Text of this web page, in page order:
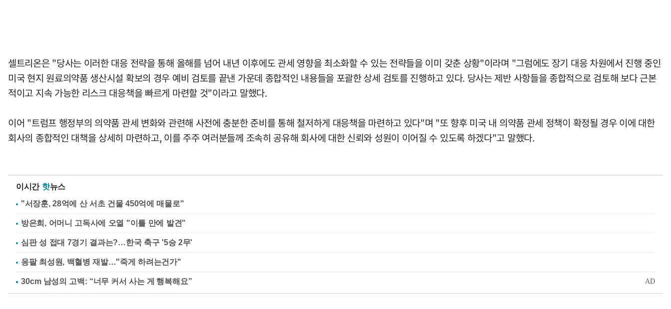
셀트리온은 "당사는 이러한 대응 전략을 통해 올해를 넘어 내년 이후에도 관세 영향을 최소화할 수 있는 전략들을 이미 갖춘 상황"이라며 "그럼에도 장기 대응 차원에서 진행 중인
미국 현지 원료의약품 생산시설 확보의 경우 예비 검토를 끝낸 가운데 종합적인 내용들을 포괄한 상세 검토를 진행하고 있다. 당사는 제반 사항들을 종합적으로 검토해 보다 근본
적이고 지속 가능한 리스크 대응책을 빠르게 마련할 것"이라고 말했다.
이어 "트럼프 행정부의 의약품 관세 변화와 관련해 사전에 충분한 준비를 통해 철저하게 대응책을 마련하고 있다"며 "또 향후 미국 내 의약품 관세 정책이 확정될 경우 이에 대한
회사의 종합적인 대책을 상세히 마련하고, 이를 주주 여러분들께 조속히 공유해 회사에 대한 신뢰와 성원이 이어질 수 있도록 하겠다"고 말했다.
이시간 핫뉴스
"서장훈, 28억에 산 서초 건물 450억에 매물로"
방은희, 어머니 고독사에 오열 "이틀 만에 발견"
심판 성 접대 7경기 결과는?…한국 축구 '5승 2무'
응팔 최성원, 백혈병 재발…"죽게 하려는건가"